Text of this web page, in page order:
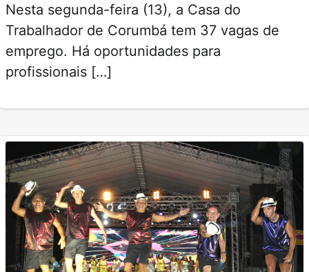
Nesta segunda-feira (13), a Casa do
Trabalhador de Corumbá tem 37 vagas de
emprego. Há oportunidades para
profissionais […]